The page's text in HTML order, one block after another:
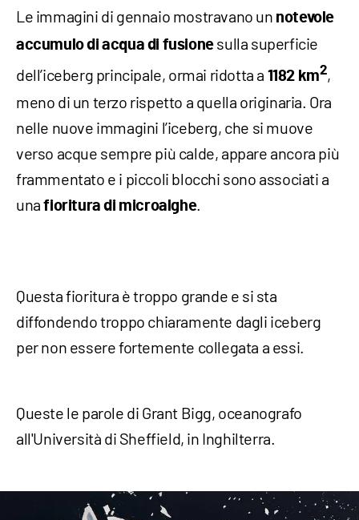
Le immagini di gennaio mostravano un notevole
accumulo di acqua di fusionesulla superficie
dell’iceberg principale, ormai ridotta a 1182 km2,
meno di un terzo rispetto a quella originaria. Ora
nelle nuove immagini l’iceberg, che si muove
verso acque sempre più calde, appare ancora più
frammentato e i piccoli blocchi sono associati a
unafioritura di microalghe.
Questa fioritura è troppo grande e si sta
diffondendo troppo chiaramente dagli iceberg
per non essere fortemente collegata a essi.
Queste le parole di Grant Bigg, oceanografo
all'Università di Sheffield, in Inghilterra.